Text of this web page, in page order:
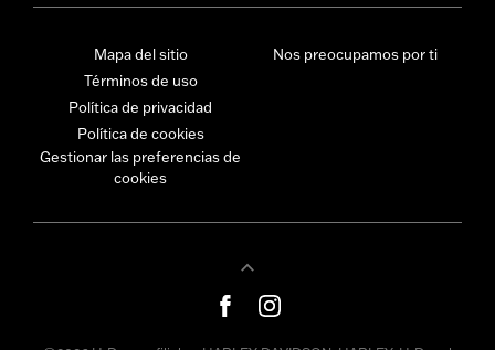
Mapa del sitio
Términos de uso
Política de privacidad
Política de cookies
Gestionar las preferencias de
cookies
Nos preocupamos por ti